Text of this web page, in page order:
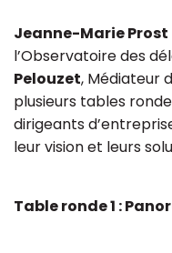
Jeanne-Marie Prost
l’Observatoire des
Pelouzet, Médiateur
plusieurs tables
dirigeants
leur vision et leurs
Table ronde 1 :